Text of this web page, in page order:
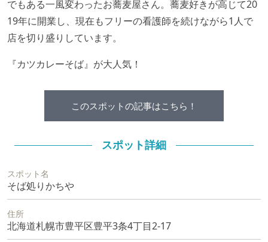
でもある一風変わったお蕎麦屋さん。蕎麦好きが高じて20
19年に開業し、現在もフリーの看護師を続けながら1人で
店を切り盛りしています。
『カツカレーそば』が大人気！
このスポットの記事はこちら！
スポット詳細
スポット名
そば処りかちや
住所
北海道札幌市豊平区豊平3条4丁目2-17